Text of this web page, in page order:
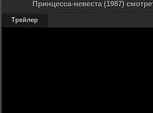
Принцесса-невеста (1987)
Трейлер